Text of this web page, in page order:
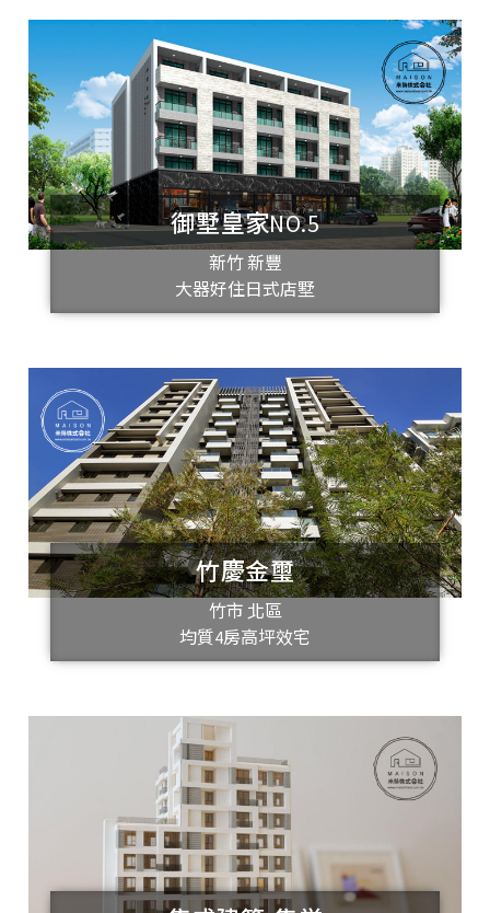
御墅皇家NO.5
新竹 新豐
大器好住日式店墅
竹慶金璽
竹市 北區
均質4房高坪效宅